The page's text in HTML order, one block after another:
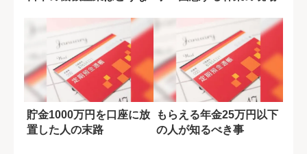
貯金1000万円を口座に放
置した人の末路
もらえる年金25万円以下
の人が知るべき事